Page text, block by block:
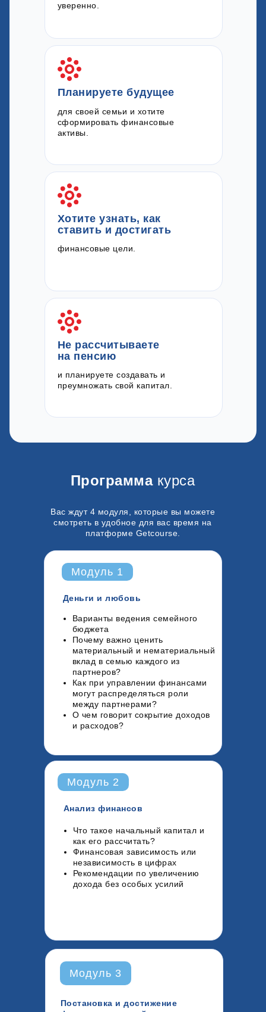
уверенно.
для своей семьи и хотите
сформировать финансовые
активы.
Планируете будущее
финансовые цели.
Хотите узнать, как
ставить и достигать
и планируете создавать и
преумножать свой капитал.
Не рассчитываете
на пенсию
Программа курса
Варианты ведения семейного
бюджета
Почему важно ценить
материальный и нематериальный
вклад в семью каждого из
партнеров?
Как при управлении финансами
могут распределяться роли
между партнерами?
О чем говорит сокрытие доходов
и расходов?
Деньги и любовь
Модуль 1
Анализ финансов
Что такое начальный капитал и
как его рассчитать?
Финансовая зависимость или
независимость в цифрах
Рекомендации по увеличению
дохода без особых усилий
Модуль 2
Вас ждут 4 модуля, которые вы можете
смотреть в удобное для вас время на
платформе Getcourse.
Постановка и достижение
Модуль 3